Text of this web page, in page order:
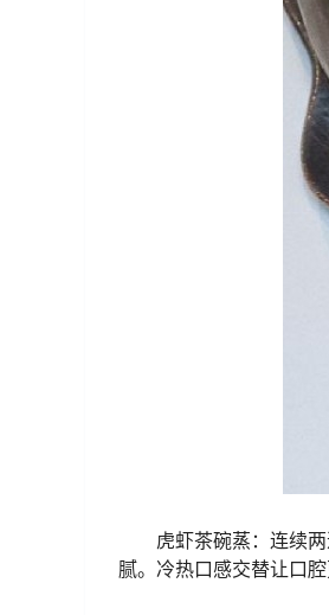
虎虾茶碗蒸：连续
腻。冷热口感交替让口